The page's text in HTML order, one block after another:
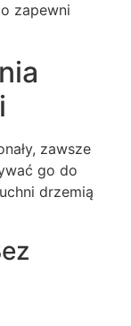
zapewni
zawsze
go do
drzemią